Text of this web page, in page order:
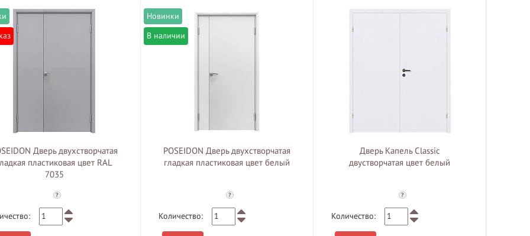
Дверь двухстворчатая
пластиковая цвет RAL
7035
?
В наличии
POSEIDON Дверь двухстворчатая
гладкая пластиковая цвет белый
?
Количество:
Дверь Капель Classic
двустворчатая цвет белый
?
Количество: